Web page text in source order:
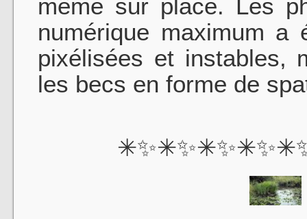
même sur place. Les
numérique maximum a
pixélisées et instables,
les becs en forme de